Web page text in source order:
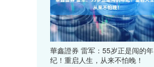
華鑫證券 雷军：55岁正是闯的年
纪！重启人生，从来不怕晚！